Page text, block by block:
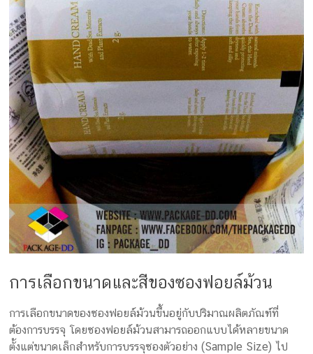
การเลือกขนาดและสีของซองฟอยล์ม้วน
การเลือกขนาดของซองฟอยล์ม้วนขึ้นอยู่กับปริมาณผลิตภัณฑ์ที่
ต้องการบรรจุ โดยซองฟอยล์ม้วนสามารถออกแบบได้หลายขนาด
ตั้งแต่ขนาดเล็กสำหรับการบรรจุซองตัวอย่าง (Sample Size) ไป